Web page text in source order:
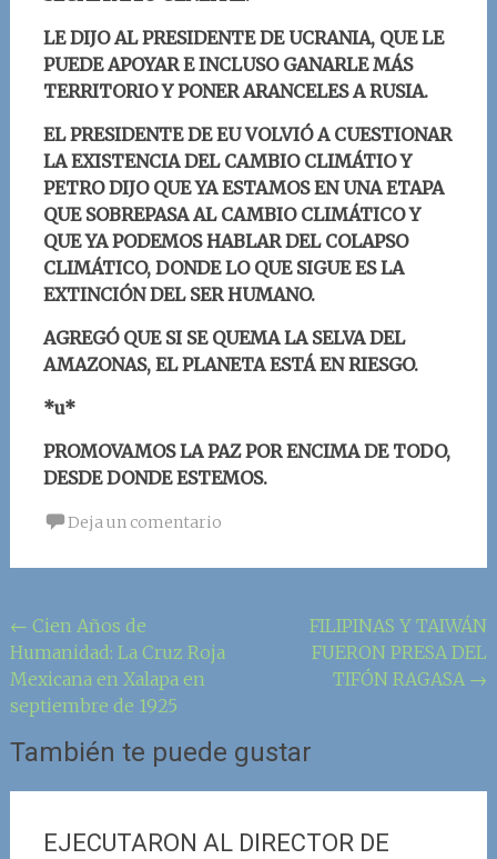
LE DIJO AL PRESIDENTE DE UCRANIA, QUE LE
PUEDE APOYAR E INCLUSO GANARLE MÁS
TERRITORIO Y PONER ARANCELES A RUSIA.
EL PRESIDENTE DE EU VOLVIÓ A CUESTIONAR
LA EXISTENCIA DEL CAMBIO CLIMÁTIO Y
PETRO DIJO QUE YA ESTAMOS EN UNA ETAPA
QUE SOBREPASA AL CAMBIO CLIMÁTICO Y
QUE YA PODEMOS HABLAR DEL COLAPSO
CLIMÁTICO, DONDE LO QUE SIGUE ES LA
EXTINCIÓN DEL SER HUMANO.
AGREGÓ QUE SI SE QUEMA LA SELVA DEL
AMAZONAS, EL PLANETA ESTÁ EN RIESGO.
*u*
PROMOVAMOS LA PAZ POR ENCIMA DE TODO,
DESDE DONDE ESTEMOS.
Deja un comentario
Navegación
de
la
entrada
← Cien Años de
Humanidad: La Cruz Roja
Mexicana en Xalapa en
septiembre de 1925
FILIPINAS Y TAIWÁN
FUERON PRESA DEL
TIFÓN RAGASA →
También te puede gustar
EJECUTARON AL DIRECTOR DE